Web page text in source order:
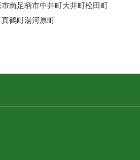
市南足柄市中井町大井町松田町
真鶴町湯河原町